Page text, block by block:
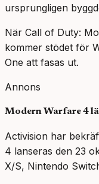
ursprungligen
När Call of Duty:
kommer stödet för
One att fasas ut.
Annons
Modern Warfare 4
Activision har
4 lanseras den 23
X/S, Nintendo